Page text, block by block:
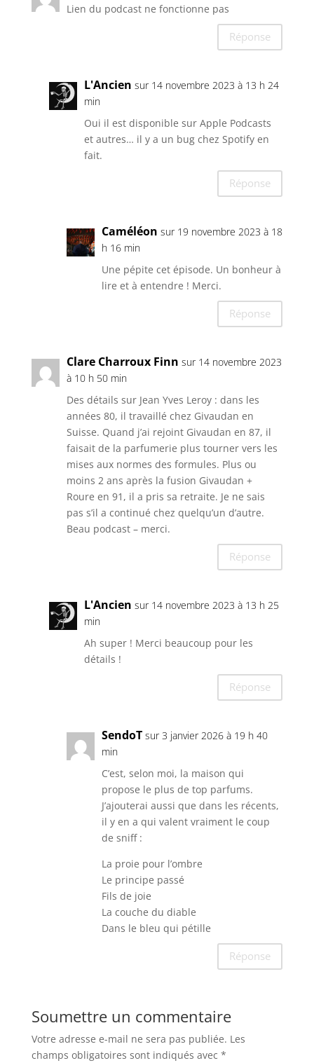
Lien du podcast ne fonctionne pas
Réponse
L'Ancien sur 14 novembre 2023 à 13 h 24
min
Oui il est disponible sur Apple Podcasts
et autres… il y a un bug chez Spotify en
fait.
Réponse
Caméléon sur 19 novembre 2023 à 18
h 16 min
Une pépite cet épisode. Un bonheur à
lire et à entendre ! Merci.
Réponse
Clare Charroux Finn sur 14 novembre 2023
à 10 h 50 min
Des détails sur Jean Yves Leroy : dans les
années 80, il travaillé chez Givaudan en
Suisse. Quand j’ai rejoint Givaudan en 87, il
faisait de la parfumerie plus tourner vers les
mises aux normes des formules. Plus ou
moins 2 ans après la fusion Givaudan +
Roure en 91, il a pris sa retraite. Je ne sais
pas s’il a continué chez quelqu’un d’autre.
Beau podcast – merci.
Réponse
L'Ancien sur 14 novembre 2023 à 13 h 25
min
Ah super ! Merci beaucoup pour les
détails !
Réponse
SendoT sur 3 janvier 2026 à 19 h 40
min
C’est, selon moi, la maison qui
propose le plus de top parfums.
J’ajouterai aussi que dans les récents,
il y en a qui valent vraiment le coup
de sniff :
La proie pour l’ombre
Le principe passé
Fils de joie
La couche du diable
Dans le bleu qui pétille
Réponse
Soumettre un commentaire
Votre adresse e-mail ne sera pas publiée. Les
champs obligatoires sont indiqués avec *